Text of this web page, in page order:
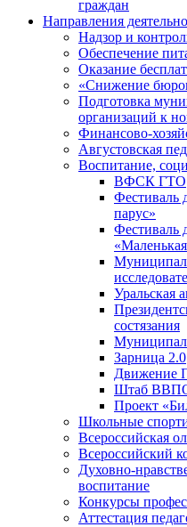
граждан
Направления
Надзор и
Обеспечение
Оказание
«Снижение
Подготовка
организаций к
Финансово-
Августовская
Воспитание,
ВФСК ГТО
Фестиваль
парус»
Фестиваль
Уральская
состязания
Зарница 2.0
Движение
Штаб
Проект
Школьные
Всероссийская
Всероссийский
Духовно-
воспитание
Конкурсы
Аттестация